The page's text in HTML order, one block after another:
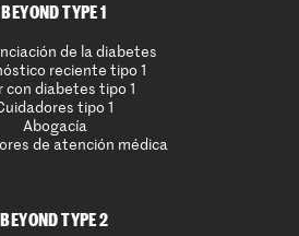
BEYOND TYPE 1
de la diabetes
reciente tipo 1
con diabetes tipo 1
tipo 1
Abogacía
de atención médica
BEYOND TYPE 2